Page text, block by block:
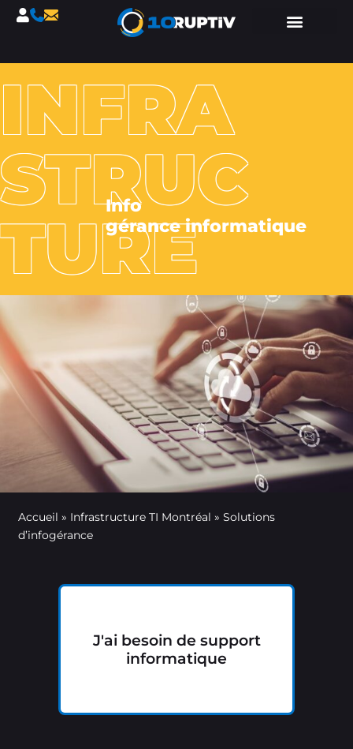
INFRA
STRUC
TURE
Info
gérance informatique
Accueil » Infrastructure TI Montréal »Solutions
d’infogérance
J'ai besoin de support
informatique